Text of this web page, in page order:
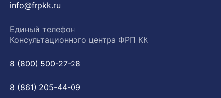
info@frpkk.ru
Единый телефон
Консультационного центра ФРП КК
8 (800) 500-27-28
8 (861) 205-44-09